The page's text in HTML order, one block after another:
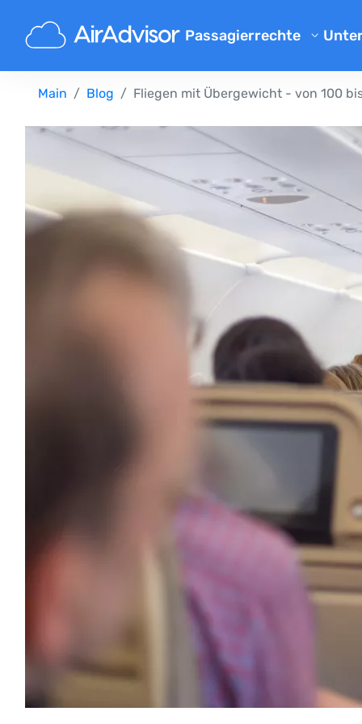
Passagierrechte
Flugverspaetung
Entschädigung bei
Entschädigung bei
Gepäck Entschädigung
Entschädigung bei
Fluggesellschaften
Beschwerde an
Entschädigung bei Streik
Entschädigung bei
Ihre Rechte
Main Blog Fliegen mit Übergewicht - von 100